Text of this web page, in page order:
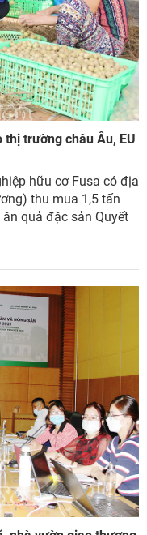
trường châu Âu, EU
hữu cơ Fusa có địa
thu mua 1,5 tấn
quả đặc sản Quyết